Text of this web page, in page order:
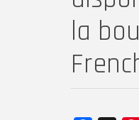
la